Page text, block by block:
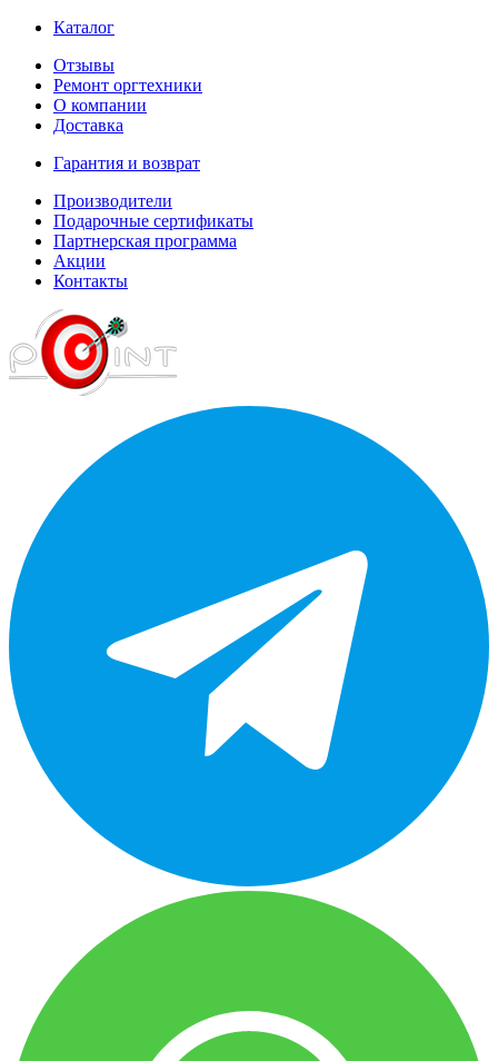
Каталог
Отзывы
Ремонт оргтехники
О компании
Доставка
Гарантия и возврат
Производители
Подарочные сертификаты
Партнерская программа
Акции
Контакты